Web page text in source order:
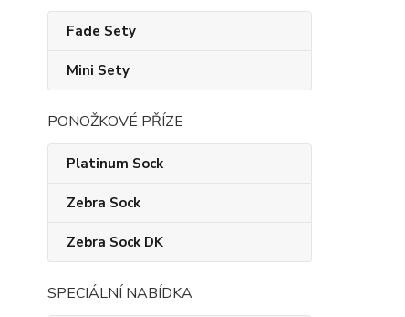
Fade Sety
Mini Sety
PONOŽKOVÉ PŘÍZE
Platinum Sock
Zebra Sock
Zebra Sock DK
SPECIÁLNÍ NABÍDKA